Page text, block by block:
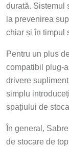
durată. Sistemul
la prevenirea
chiar și în timpul
Pentru un plus
compatibil plug-
drivere
simplu
spațiului de
În general,
de stocare de